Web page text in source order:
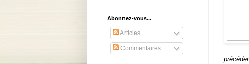
Abonnez-vous...
Articles
Commentaires